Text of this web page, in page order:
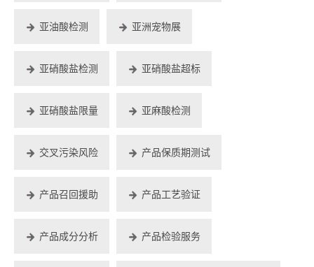
亚油酸检测 亚洲宠物展
亚硝酸盐检测 亚硝酸盐超标
亚硝酸盐限量 亚麻酸检测
交叉污染风险 产品保质期测试
产品召回援助 产品工艺验证
产品成分分析 产品检验服务